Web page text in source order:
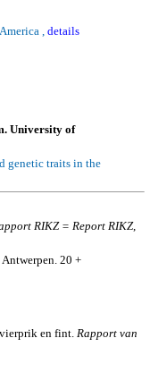
, details
University of
genetic traits in the
RIKZ = Report RIKZ,
20 +
en fint. Rapport van